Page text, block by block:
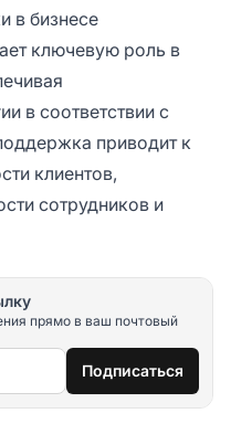
в бизнесе
ключевую роль в
в соответствии с
приводит к
клиентов,
сотрудников и
прямо в ваш почтовый
Подписаться